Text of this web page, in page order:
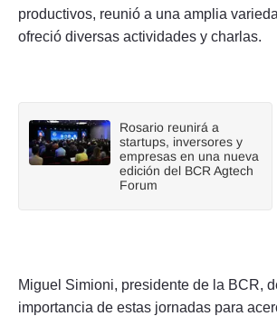
productivos, reunió a una amplia
ofreció diversas actividades y charlas.
Rosario reunirá a
startups, inversores y
empresas en una nueva
edición del BCR Agtech
Forum
Miguel Simioni, presidente de la BCR,
importancia de estas jornadas para